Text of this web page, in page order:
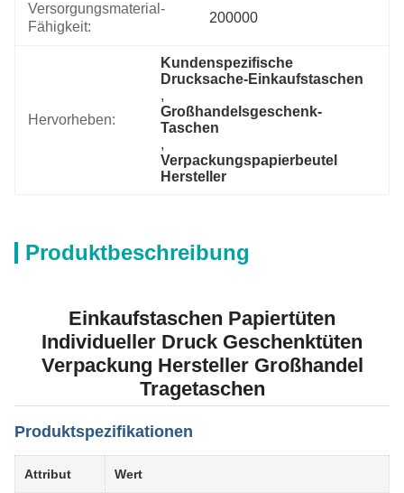
Versorgungsmaterial-
Fähigkeit:
200000
Hervorheben:
Kundenspezifische
Drucksache-Einkaufstaschen
,
Großhandelsgeschenk-
Taschen
,
Verpackungspapierbeutel
Hersteller
Produktbeschreibung
Einkaufstaschen Papiertüten
Individueller Druck Geschenktüten
Verpackung Hersteller Großhandel
Tragetaschen
Produktspezifikationen
Attribut Wert